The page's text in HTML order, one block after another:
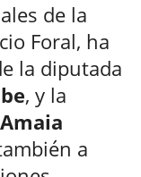
de la
Foral, ha
la diputada
, y la
Amaia
a